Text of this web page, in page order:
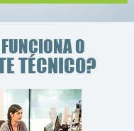
O
TÉCNICO?